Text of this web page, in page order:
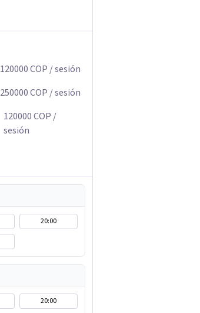
120000COP / sesión
250000COP / sesión
120000COP /
sesión
20:00
20:00